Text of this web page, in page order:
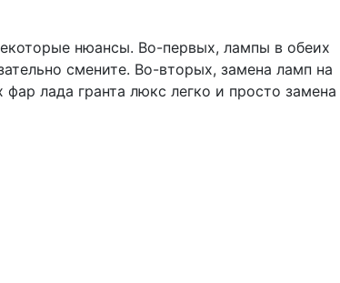
нюансы. Во-первых, лампы в обеих
смените. Во-вторых, замена ламп на
лада гранта люкс легко и просто замена